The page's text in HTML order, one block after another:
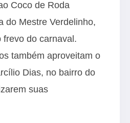
Coco de Roda
do Mestre Verdelinho,
frevo do carnaval.
também aproveitam o
Dias, no bairro do
suas